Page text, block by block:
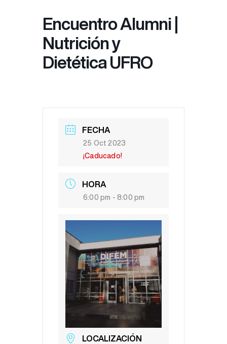
Encuentro Alumni |
Nutrición y
Dietética UFRO
FECHA
25 Oct 2023
¡Caducado!
HORA
6:00 pm - 8:00 pm
LOCALIZACIÓN